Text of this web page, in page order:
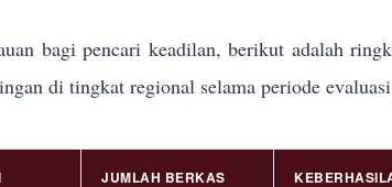
bagi pencari keadilan, berikut adalah
di tingkat regional selama periode
JUMLAH BERKAS